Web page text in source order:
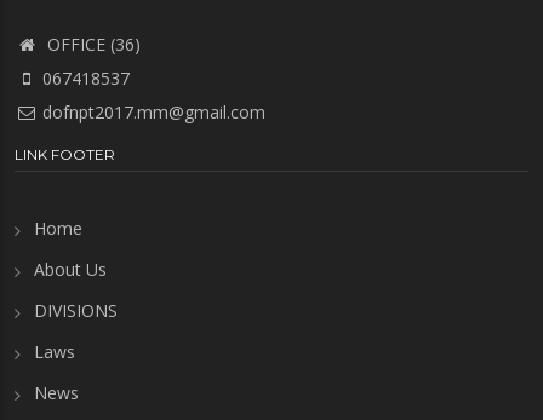
OFFICE (36)
067418537
dofnpt2017.mm@gmail.com
LINK FOOTER
Home
About Us
DIVISIONS
Laws
News